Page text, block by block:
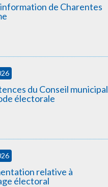
de Charentes
du Conseil municipal
électorale
relative à
électoral